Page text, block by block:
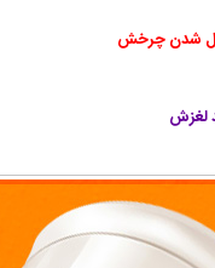
شدن چرخش
لغزش